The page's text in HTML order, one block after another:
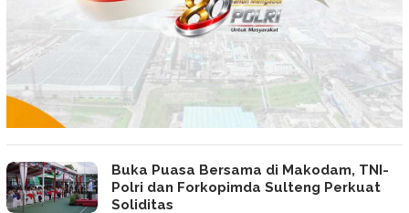
Buka Puasa Bersama di Makodam, TNI-
Polri dan Forkopimda Sulteng Perkuat
Soliditas